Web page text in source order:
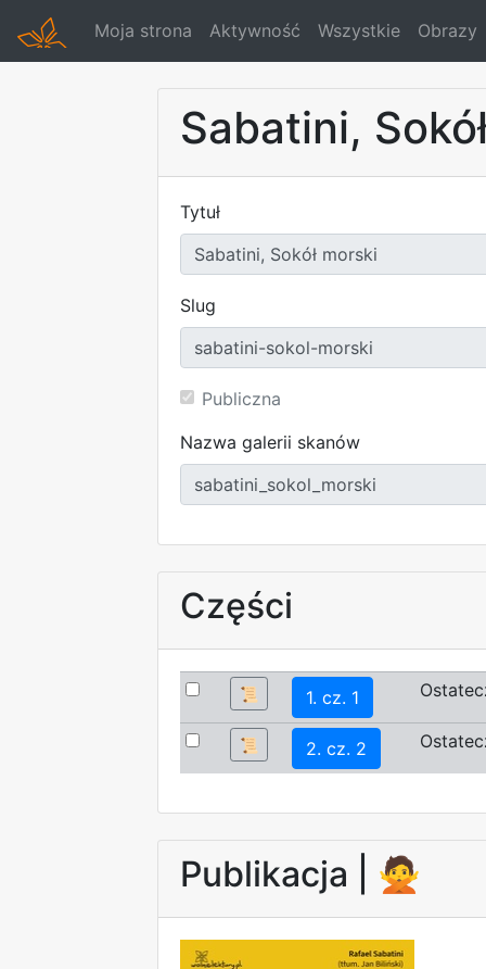
Moja strona Aktywność Wszystkie Obrazy
Sabatini,
Tytuł
Slug
Publiczna
Nazwa galerii skanów
Części
📜 1. cz. 1
📜 2. cz. 2
Publikacja | 🙅